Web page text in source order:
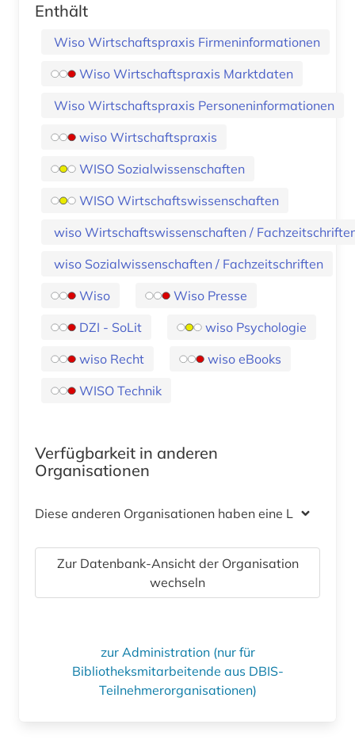
Enthält
Wiso Wirtschaftspraxis Firmeninformationen
Wiso Wirtschaftspraxis Marktdaten
Wiso Wirtschaftspraxis Personeninformationen
wiso Wirtschaftspraxis
WISO Sozialwissenschaften
WISO Wirtschaftswissenschaften
wiso Wirtschaftswissenschaften /
wiso Sozialwissenschaften / Fachzeitschriften
Wiso
Wiso Presse
DZI - SoLit
wiso Psychologie
wiso Recht
wiso eBooks
WISO Technik
Verfügbarkeit in anderen
Organisationen
Diese anderen Organisationen haben eine Lizenz
Zur Datenbank-Ansicht der Organisation
wechseln
zur Administration (nur für
Bibliotheksmitarbeitende aus DBIS-
Teilnehmerorganisationen)